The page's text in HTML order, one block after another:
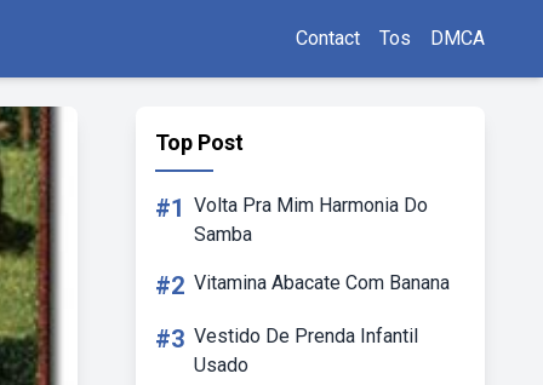
Contact Tos DMCA
Top Post
#1 Volta Pra Mim Harmonia Do
Samba
#2 Vitamina Abacate Com Banana
#3 Vestido De Prenda Infantil
Usado